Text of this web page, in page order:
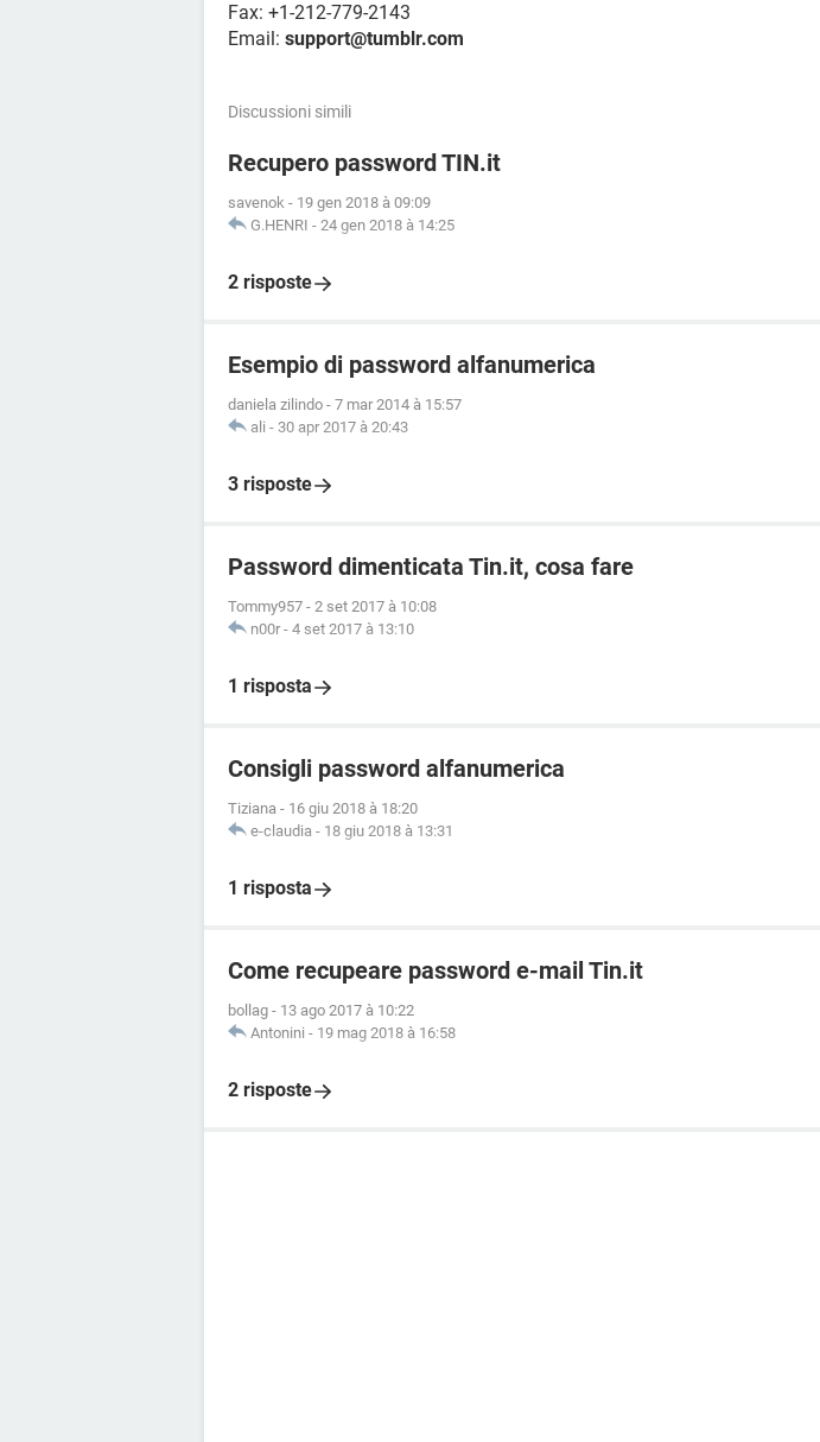
Fax: +1-212-779-2143
Email: support@tumblr.com
Discussioni simili
Recupero password TIN.it
savenok - 19 gen 2018 à 09:09
G.HENRI - 24 gen 2018 à 14:25
2 risposte
Esempio di password alfanumerica
daniela zilindo - 7 mar 2014 à 15:57
ali - 30 apr 2017 à 20:43
3 risposte
Password dimenticata Tin.it, cosa fare
Tommy957 - 2 set 2017 à 10:08
n00r - 4 set 2017 à 13:10
1 risposta
Consigli password alfanumerica
Tiziana - 16 giu 2018 à 18:20
e-claudia - 18 giu 2018 à 13:31
1 risposta
Come recupeare password e-mail Tin.it
bollag - 13 ago 2017 à 10:22
Antonini - 19 mag 2018 à 16:58
2 risposte